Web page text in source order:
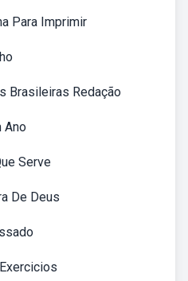
Para Imprimir
Brasileiras Redação
Ano
Serve
De Deus